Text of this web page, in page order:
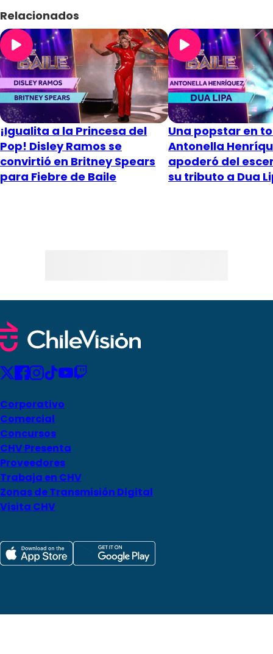
Relacionados
¡Igualita a la Princesa del
Pop! Disley Ramos se
convirtió en Britney Spears
para Fiebre de Baile
Una popstar en
Antonella
apoderó del
su tributo a Dua
Corporativo
Comercial
Concursos
CHV Presenta
Proveedores
Trabaja en CHV
Zonas de Transmisión Digital
Visita CHV